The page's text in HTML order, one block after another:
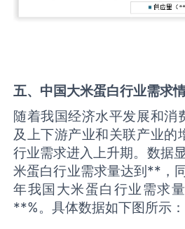
五、中国大米蛋白行业需求
随着我国经济水平发展和消
及上下游产业和关联产业的
行业需求进入上升期。数据
米蛋白行业需求量达到**，
年我国大米蛋白行业需求
**%。具体数据如下图所示：